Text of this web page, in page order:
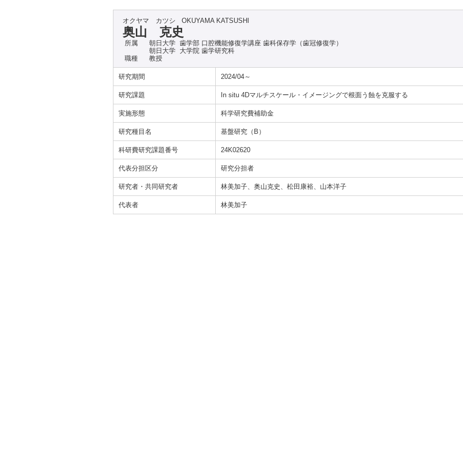
オクヤマ カツシ OKUYAMA KATSUSHI
奥山 克史
所属
朝日大学 歯学部 口腔機能修復学講座 歯科保存学（歯冠修復学）
朝日大学 大学院 歯学研究科
職種
教授
研究期間 2024/04～
研究課題 In situ 4Dマルチスケール・イメージングで根面う蝕を克服する
実施形態 科学研究費補助金
研究種目名 基盤研究（B）
科研費研究課題番号 24K02620
代表分担区分 研究分担者
研究者・共同研究者 林美加子、奥山克史、松田康裕、山本洋子
代表者 林美加子